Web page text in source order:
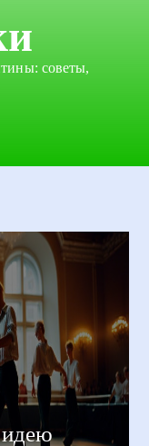
советы,
идею